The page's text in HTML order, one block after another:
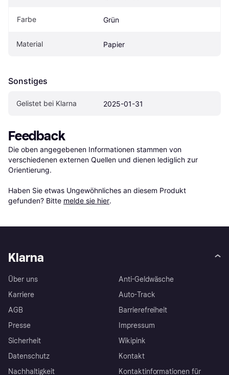
Farbe Grün
Material Papier
Sonstiges
Gelistet bei Klarna 2025-01-31
Feedback
Die oben angegebenen Informationen stammen von
verschiedenen externen Quellen und dienen lediglich zur
Orientierung.
Haben Sie etwas Ungewöhnliches an diesem Produkt
gefunden? Bitte melde sie hier.
Klarna
Über uns
Karriere
AGB
Presse
Sicherheit
Datenschutz
Nachhaltigkeit
Anti-Geldwäsche
Auto-Track
Barrierefreiheit
Impressum
Wikipink
Kontakt
Kontaktinformationen für